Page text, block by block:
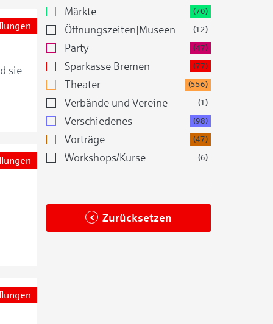
sie
Märkte (70)
Öffnungszeiten|Museen (12)
Party (47)
Sparkasse Bremen (77)
Theater (556)
Verbände und Vereine (1)
Verschiedenes (98)
Vorträge (47)
Workshops/Kurse (6)
Zurücksetzen